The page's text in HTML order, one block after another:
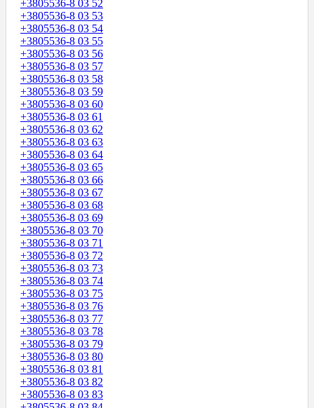
+3805536-8 03 52
+3805536-8 03 53
+3805536-8 03 54
+3805536-8 03 55
+3805536-8 03 56
+3805536-8 03 57
+3805536-8 03 58
+3805536-8 03 59
+3805536-8 03 60
+3805536-8 03 61
+3805536-8 03 62
+3805536-8 03 63
+3805536-8 03 64
+3805536-8 03 65
+3805536-8 03 66
+3805536-8 03 67
+3805536-8 03 68
+3805536-8 03 69
+3805536-8 03 70
+3805536-8 03 71
+3805536-8 03 72
+3805536-8 03 73
+3805536-8 03 74
+3805536-8 03 75
+3805536-8 03 76
+3805536-8 03 77
+3805536-8 03 78
+3805536-8 03 79
+3805536-8 03 80
+3805536-8 03 81
+3805536-8 03 82
+3805536-8 03 83